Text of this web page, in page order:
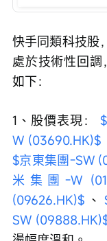
快手同類科技股
處於技術性回
如下：
1、股價表現：
W (03690.HK)$
$京東集團-SW
米集團-W
(09626.HK)$ 、
SW